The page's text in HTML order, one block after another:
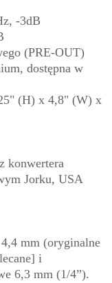
-3dB
(PRE-OUT)
dostępna w
(H) x 4,8" (W) x
konwertera
Jorku, USA
mm (oryginalne
i
6,3 mm (1/4”).